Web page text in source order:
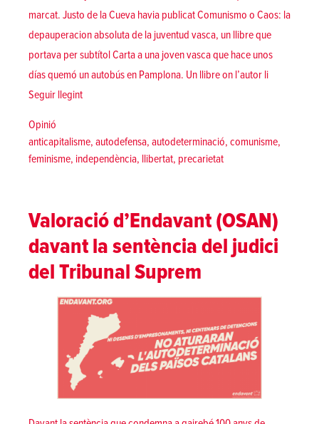
marcat. Justo de la Cueva havia publicat Comunismo o Caos: la
depauperacion absoluta de la juventud vasca, un llibre que
portava per subtítol Carta a una joven vasca que hace unos
días quemó un autobús en Pamplona. Un llibre on l’autor li
Seguir llegint«El futur és a la barricada»
Posted in
Opinió
Tags:
anticapitalisme, autodefensa, autodeterminació, comunisme,
feminisme, independència, llibertat, precarietat
Valoració d’Endavant (OSAN)
davant la sentència del judici
del Tribunal Suprem